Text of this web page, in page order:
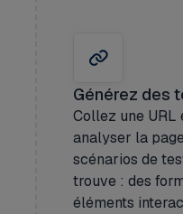
Générez des
Collez une URL
analyser la
scénarios de
trouve : des
éléments